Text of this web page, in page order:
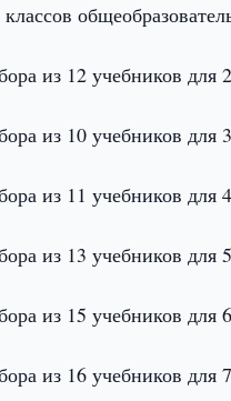
из 12 учебников для
из 10 учебников для
из 11 учебников для
из 13 учебников для
из 15 учебников для
из 16 учебников для